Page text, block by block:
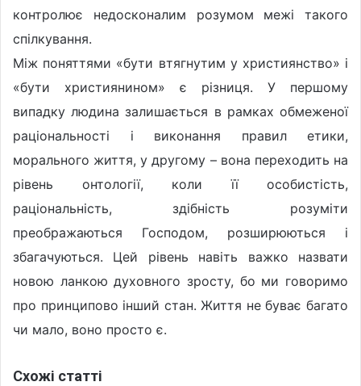
контролює недосконалим розумом межі такого
спілкування.
Між поняттями «бути втягнутим у християнство» і
«бути християнином» є різниця. У першому
випадку людина залишається в рамках обмеженої
раціональності і виконання правил етики,
морального життя, у другому – вона переходить на
рівень онтології, коли її особистість,
раціональність, здібність розуміти
преображаються Господом, розширюються і
збагачуються. Цей рівень навіть важко назвати
новою ланкою духовного зросту, бо ми говоримо
про принципово інший стан. Життя не буває багато
чи мало, воно просто є.
Схожі статті